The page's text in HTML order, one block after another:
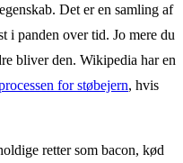
Det er en samling af
i panden over tid. Jo mere du
bliver den. Wikipedia har en
for støbejern, hvis
retter som bacon, kød